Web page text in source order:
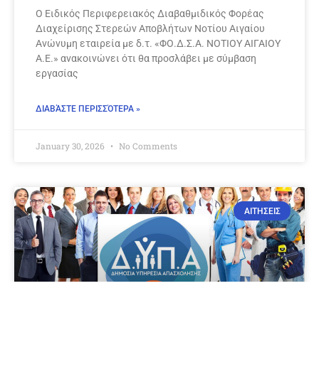
Ο Ειδικός Περιφερειακός Διαβαθμιδικός Φορέας
Διαχείρισης Στερεών Αποβλήτων Νοτίου Αιγαίου
Ανώνυμη εταιρεία με δ.τ. «ΦΟ.Δ.Σ.Α. ΝΟΤΙΟΥ ΑΙΓΑΙΟΥ
Α.Ε.» ανακοινώνει ότι θα προσλάβει με σύμβαση
εργασίας
ΔΙΑΒΆΣΤΕ ΠΕΡΙΣΣΌΤΕΡΑ »
January 30, 2026 No Comments
ΑΙΤΗΣΕΙΣ